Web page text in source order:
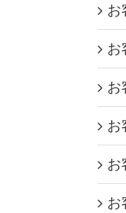
お
お
お
お
お
お